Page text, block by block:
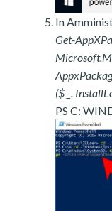
In
Get-
($ _.
PS C: